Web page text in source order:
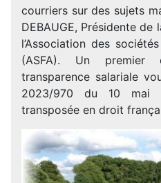
courriers sur des sujets
DEBAUGE, Présidente
l’Association des
(ASFA). Un premier
transparence salariale
2023/970 du 10 mai
transposée en droit